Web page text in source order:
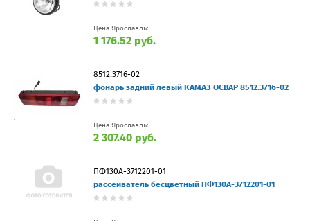
Цена Ярославль:
1 176.52 руб.
8512.3716-02
фонарь задний левый КАМАЗ ОСВАР 8512.3716-02
Цена Ярославль:
2 307.40 руб.
ПФ130А-3712201-01
рассеиватель бесцветный ПФ130А-3712201-01